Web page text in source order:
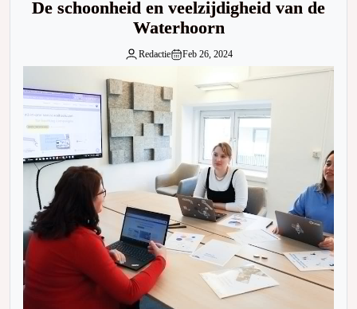
De schoonheid en veelzijdigheid van de
Waterhoorn
Redactie Feb 26, 2024